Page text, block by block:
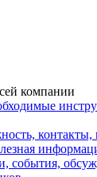
компании
контакты,
события,